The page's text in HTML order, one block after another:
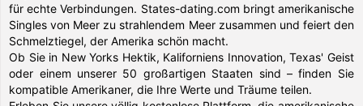
für echte Verbindungen. States-dating.com bringt amerikanische
Singles von Meer zu strahlendem Meer zusammen und feiert den
Schmelztiegel, der Amerika schön macht.
Ob Sie in New Yorks Hektik, Kaliforniens Innovation, Texas' Geist
oder einem unserer 50 großartigen Staaten sind – finden Sie
kompatible Amerikaner, die Ihre Werte und Träume teilen.